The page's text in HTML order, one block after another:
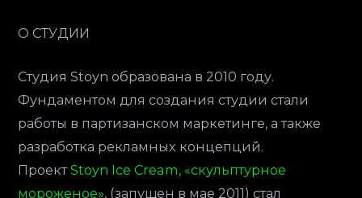
O СТУДИИ
Студия Stoyn образована в 2010 году.
Фундаментом для создания студии стали
работы в партизанском маркетинге, а также
разработка рекламных концепций.
ПроектStoyn Ice Cream, «скульптурное
мороженое», (запущен в мае 2011) стал